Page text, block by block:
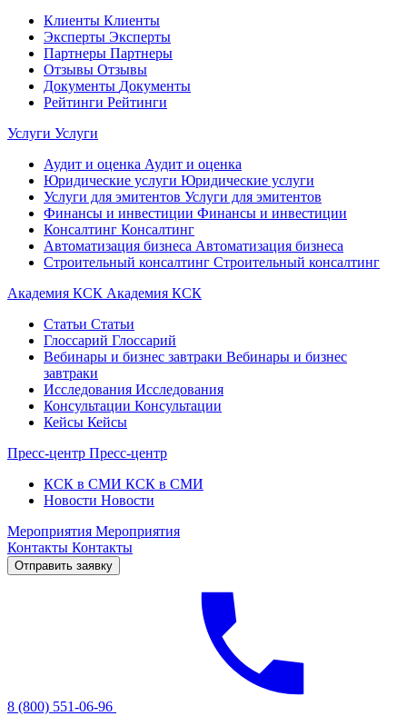
Клиенты Клиенты
Эксперты Эксперты
Партнеры Партнеры
Отзывы Отзывы
Документы Документы
Рейтинги Рейтинги
Услуги Услуги
Аудит и оценка Аудит и оценка
Юридические услуги Юридические услуги
Услуги для эмитентов Услуги для эмитентов
Финансы и инвестиции Финансы и инвестиции
Консалтинг Консалтинг
Автоматизация бизнеса Автоматизация бизнеса
Строительный консалтинг Строительный консалтинг
Академия КСК Академия КСК
Статьи Статьи
Глоссарий Глоссарий
Вебинары и бизнес завтраки Вебинары и бизнес
завтраки
Исследования Исследования
Консультации Консультации
Кейсы Кейсы
Пресс-центр Пресс-центр
КСК в СМИ КСК в СМИ
Новости Новости
Мероприятия Мероприятия
Контакты Контакты
Отправить заявку
8 (800) 551-06-96